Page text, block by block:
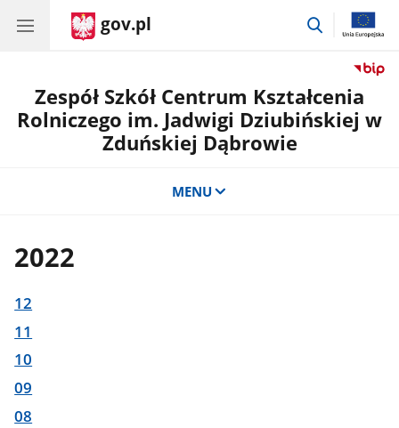
gov.pl
przejdź
Zespół Szkół Centrum Kształcenia
Rolniczego im. Jadwigi Dziubińskiej w
Zduńskiej Dąbrowie
MENU
2022
12
11
10
09
08